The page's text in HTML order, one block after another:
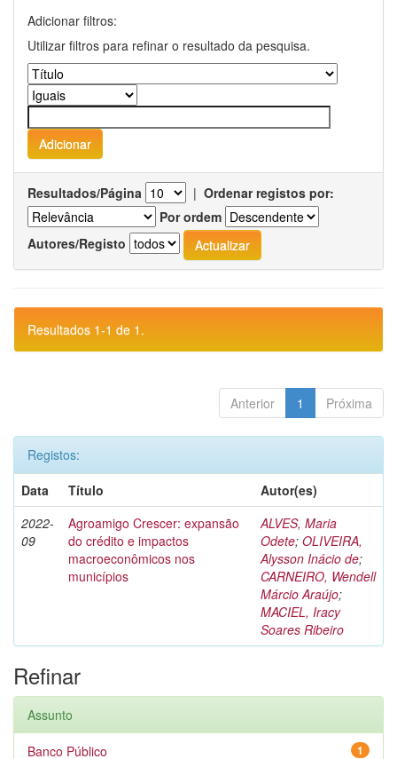
Adicionar filtros:
Utilizar filtros para refinar o resultado da pesquisa.
Resultados/Página | Ordenar registos por:
Por ordem
Autores/Registo
Resultados 1-1 de 1.
Anterior 1 Próxima
Registos:
Data
Título
Autor(es)
2022-
09
Agroamigo Crescer: expansão
do crédito e impactos
macroeconômicos nos
municípios
ALVES, Maria
Odete; OLIVEIRA,
Alysson Inácio de;
CARNEIRO, Wendell
Márcio Araújo;
MACIEL, Iracy
Soares Ribeiro
Refinar
Assunto
1
Banco Público